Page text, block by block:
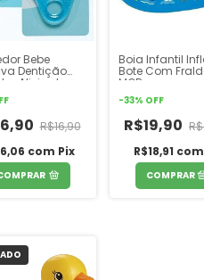
Bebe
Dentição
Alivia dor
Gelado
Cavalinho
Buba
R$16,90
com Pix
Boia Infantil
Bote Com
MOR
-33% OFF
R$19,90
R$18,91 com